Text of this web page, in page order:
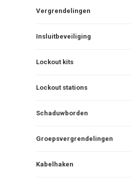
Vergrendelingen
Insluitbeveiliging
Lockout kits
Lockout stations
Schaduwborden
Groepsvergrendelingen
Kabelhaken